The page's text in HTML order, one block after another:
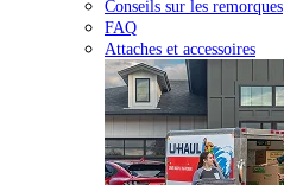
Conseils sur les remorques
FAQ
Attaches et accessoires